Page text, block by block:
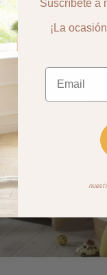
Suscríbete a
¡La